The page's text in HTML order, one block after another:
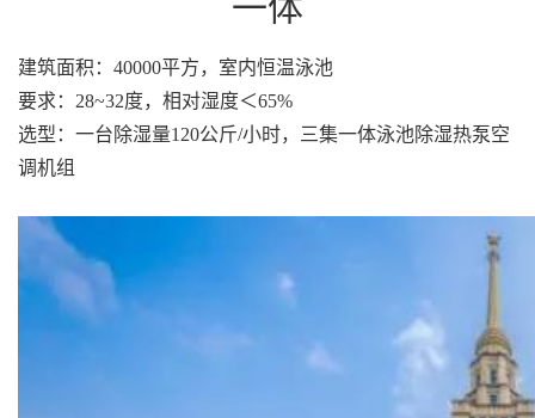
一体
建筑面积：40000平方，室内恒温泳池
要求：28~32度，相对湿度＜65%
选型：一台除湿量120公斤/小时，三集一体泳池除湿热泵空
调机组